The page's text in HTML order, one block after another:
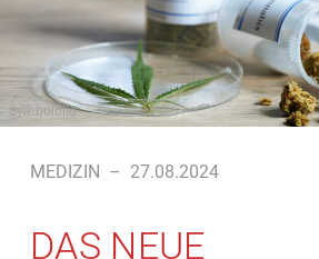
Symbolbild
MEDIZIN – 27.08.2024
DAS NEUE